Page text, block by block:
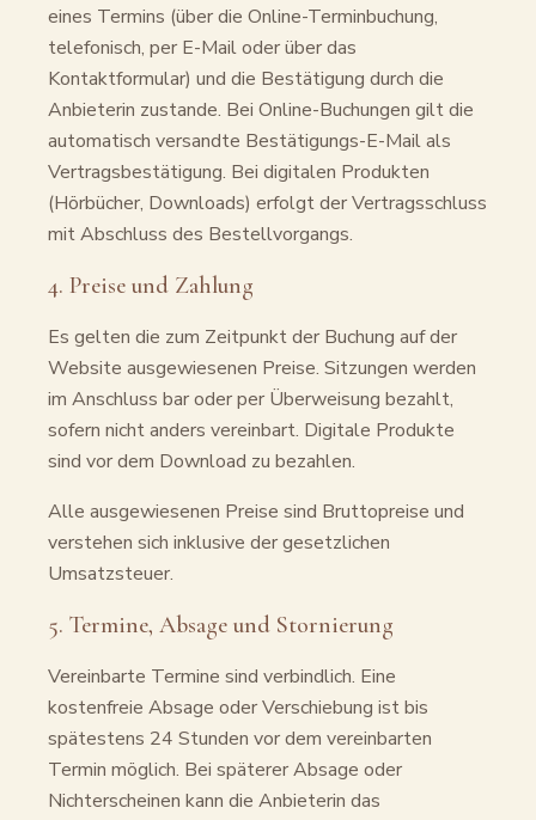
eines Termins (über die Online-Terminbuchung,
telefonisch, per E-Mail oder über das
Kontaktformular) und die Bestätigung durch die
Anbieterin zustande. Bei Online-Buchungen gilt die
automatisch versandte Bestätigungs-E-Mail als
Vertragsbestätigung. Bei digitalen Produkten
(Hörbücher, Downloads) erfolgt der Vertragsschluss
mit Abschluss des Bestellvorgangs.
4. Preise und Zahlung
Es gelten die zum Zeitpunkt der Buchung auf der
Website ausgewiesenen Preise. Sitzungen werden
im Anschluss bar oder per Überweisung bezahlt,
sofern nicht anders vereinbart. Digitale Produkte
sind vor dem Download zu bezahlen.
Alle ausgewiesenen Preise sind Bruttopreise und
verstehen sich inklusive der gesetzlichen
Umsatzsteuer.
5. Termine, Absage und Stornierung
Vereinbarte Termine sind verbindlich. Eine
kostenfreie Absage oder Verschiebung ist bis
spätestens 24 Stunden vor dem vereinbarten
Termin möglich. Bei späterer Absage oder
Nichterscheinen kann die Anbieterin das